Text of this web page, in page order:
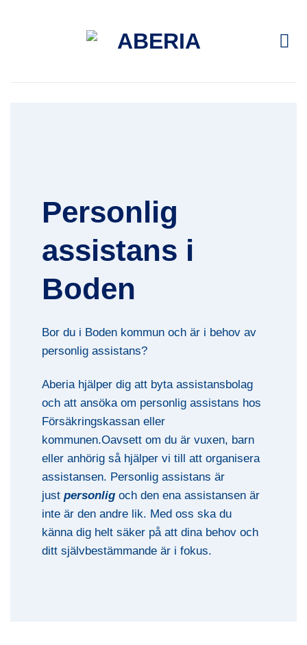
Personlig
assistans i
Boden
Bor du i Boden kommun och är i behov av
personlig assistans?
Aberia hjälper dig att byta assistansbolag
och att ansöka om personlig assistans hos
Försäkringskassan eller
kommunen.Oavsett om du är vuxen, barn
eller anhörig så hjälper vi till att organisera
assistansen. Personlig assistans är
justpersonligoch den ena assistansen är
inte är den andre lik. Med oss ska du
känna dig helt säker på att dina behov och
ditt självbestämmande är i fokus.